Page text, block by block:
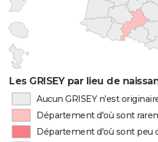
Les GRISEY par lieu de
Aucun GRISEY n'est
Département d'où sont
Département d'où sont peu